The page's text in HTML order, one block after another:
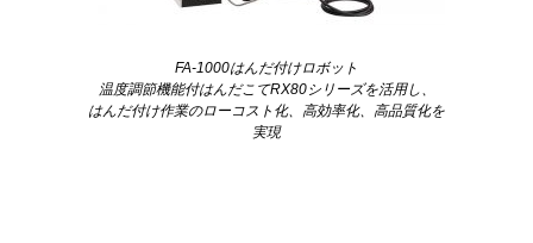
FA-1000はんだ付けロボット
温度調節機能付はんだこてRX80シリーズを活用し、
はんだ付け作業のローコスト化、高効率化、高品質化を
実現